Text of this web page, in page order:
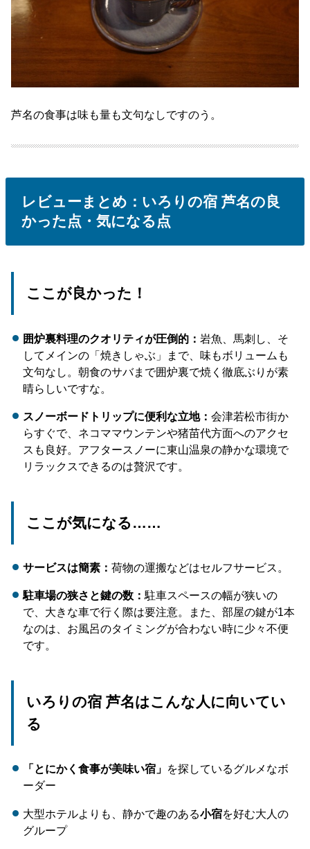
芦名の食事は味も量も文句なしですのう。
レビューまとめ：いろりの宿 芦名の良
かった点・気になる点
ここが良かった！
囲炉裏料理のクオリティが圧倒的： 岩魚、馬刺し、そ
してメインの「焼きしゃぶ」まで、味もボリュームも
文句なし。朝食のサバまで囲炉裏で焼く徹底ぶりが素
晴らしいですな。
スノーボードトリップに便利な立地： 会津若松市街か
らすぐで、ネコママウンテンや猪苗代方面へのアクセ
スも良好。アフタースノーに東山温泉の静かな環境で
リラックスできるのは贅沢です。
ここが気になる……
サービスは簡素： 荷物の運搬などはセルフサービス。
駐車場の狭さと鍵の数： 駐車スペースの幅が狭いの
で、大きな車で行く際は要注意。また、部屋の鍵が1本
なのは、お風呂のタイミングが合わない時に少々不便
です。
いろりの宿 芦名はこんな人に向いてい
る
「とにかく食事が美味い宿」 を探しているグルメなボ
ーダー
大型ホテルよりも、静かで趣のある小宿を好む大人の
グループ